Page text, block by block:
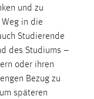
und zu
in die
Studierende
des Studiums –
oder ihren
Bezug zu
späteren
der Website